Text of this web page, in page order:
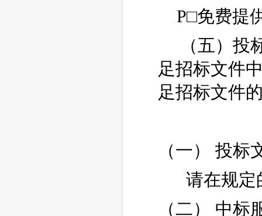
P□免费提
（五）
足招标文件
足招标文件
（一） 投标
请在规定
（二） 中标